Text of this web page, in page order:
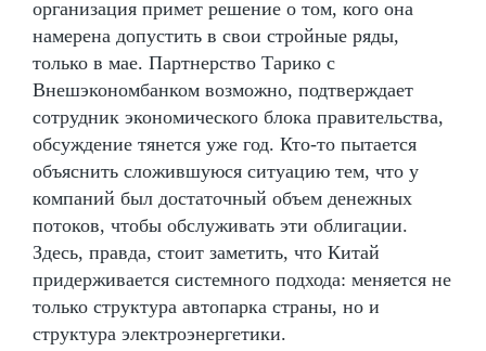
организация примет решение о том, кого она
намерена допустить в свои стройные ряды,
только в мае. Партнерство Тарико с
Внешэкономбанком возможно, подтверждает
сотрудник экономического блока правительства,
обсуждение тянется уже год. Кто-то пытается
объяснить сложившуюся ситуацию тем, что у
компаний был достаточный объем денежных
потоков, чтобы обслуживать эти облигации.
Здесь, правда, стоит заметить, что Китай
придерживается системного подхода: меняется не
только структура автопарка страны, но и
структура электроэнергетики.